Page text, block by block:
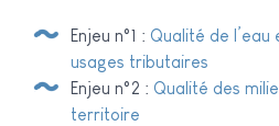
Enjeu n°1 : Qualité de
usages tributaires
Enjeu n°2 : Qualité des
territoire